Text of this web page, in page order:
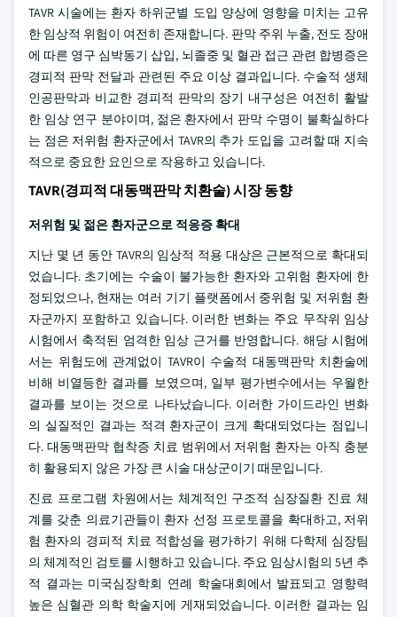
TAVR 시술에는 환자 하위군별 도입 양상에 영향을 미치는 고유
한 임상적 위험이 여전히 존재합니다. 판막 주위 누출, 전도 장애
에 따른 영구 심박동기 삽입, 뇌졸중 및 혈관 접근 관련 합병증은
경피적 판막 전달과 관련된 주요 이상 결과입니다. 수술적 생체
인공판막과 비교한 경피적 판막의 장기 내구성은 여전히 활발
한 임상 연구 분야이며, 젊은 환자에서 판막 수명이 불확실하다
는 점은 저위험 환자군에서 TAVR의 추가 도입을 고려할 때 지속
적으로 중요한 요인으로 작용하고 있습니다.
TAVR(경피적 대동맥판막 치환술) 시장 동향
저위험 및 젊은 환자군으로 적응증 확대
지난 몇 년 동안 TAVR의 임상적 적용 대상은 근본적으로 확대되
었습니다. 초기에는 수술이 불가능한 환자와 고위험 환자에 한
정되었으나, 현재는 여러 기기 플랫폼에서 중위험 및 저위험 환
자군까지 포함하고 있습니다. 이러한 변화는 주요 무작위 임상
시험에서 축적된 엄격한 임상 근거를 반영합니다. 해당 시험에
서는 위험도에 관계없이 TAVR이 수술적 대동맥판막 치환술에
비해 비열등한 결과를 보였으며, 일부 평가변수에서는 우월한
결과를 보이는 것으로 나타났습니다. 이러한 가이드라인 변화
의 실질적인 결과는 적격 환자군이 크게 확대되었다는 점입니
다. 대동맥판막 협착증 치료 범위에서 저위험 환자는 아직 충분
히 활용되지 않은 가장 큰 시술 대상군이기 때문입니다.
진료 프로그램 차원에서는 체계적인 구조적 심장질환 진료 체
계를 갖춘 의료기관들이 환자 선정 프로토콜을 확대하고, 저위
험 환자의 경피적 치료 적합성을 평가하기 위해 다학제 심장팀
의 체계적인 검토를 시행하고 있습니다. 주요 임상시험의 5년 추
적 결과는 미국심장학회 연례 학술대회에서 발표되고 영향력
높은 심혈관 의학 학술지에 게재되었습니다. 이러한 결과는 임